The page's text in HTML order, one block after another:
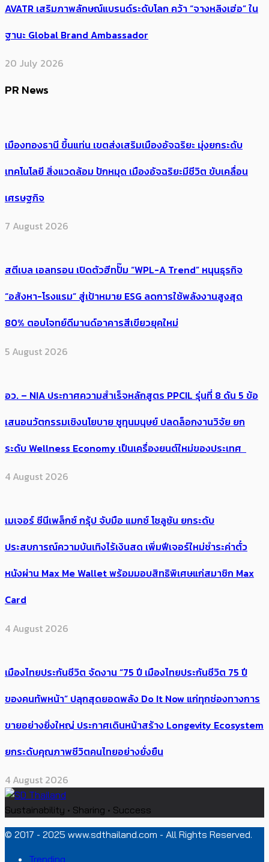
AVATR เสริมภาพลักษณ์แบรนด์ระดับโลก คว้า “จางหลิงเฮ่อ” ใน
ฐานะ Global Brand Ambassador
20 July 2026
PR News
เมืองทองธานี ขึ้นแท่น เขตส่งเสริมเมืองอัจฉริยะ มุ่งยกระดับ
เทคโนโลยี สิ่งแวดล้อม ปักหมุด เมืองอัจฉริยะมีชีวิต ขับเคลื่อน
เศรษฐกิจ
7 August 2026
สตีเบล เอลทรอน เปิดตัวฮีทปั๊ม “WPL-A Trend” หนุนธุรกิจ
“อสังหา-โรงแรม” สู่เป้าหมาย ESG ลดการใช้พลังงานสูงสุด
80% ตอบโจทย์ดีมานด์อาคารสีเขียวยุคใหม่
5 August 2026
อว. – NIA ประกาศความสำเร็จหลักสูตร PPCIL รุ่นที่ 8 ดัน 5 ข้อ
เสนอนวัตกรรมเชิงนโยบาย ชูทุนมนุษย์ ปลดล็อกงานวิจัย ยก
ระดับ Wellness Economy เป็นเครื่องยนต์ใหม่ของประเทศ
4 August 2026
เมเจอร์ ซีนีเพล็กซ์ กรุ้ป จับมือ แมกซ์ โซลูชัน ยกระดับ
ประสบการณ์ความบันเทิงไร้เงินสด เพิ่มฟีเจอร์ใหม่ชำระค่าตั๋ว
หนังผ่าน Max Me Wallet พร้อมมอบสิทธิพิเศษแก่สมาชิก Max
Card
4 August 2026
เมืองไทยประกันชีวิต จัดงาน “75 ปี เมืองไทยประกันชีวิต 75 ปี
ของคนทัพหน้า” ปลุกสุดยอดพลัง Do It Now แก่ทุกช่องทางการ
ขายอย่างยิ่งใหญ่ ประกาศเดินหน้าสร้าง Longevity Ecosystem
ยกระดับคุณภาพชีวิตคนไทยอย่างยั่งยืน
4 August 2026
Sustainability • Sharing • Success
© 2017 - 2025 www.sdthailand.com - All Rights Reserved.
Trending